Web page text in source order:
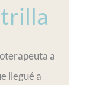
a
llegué a